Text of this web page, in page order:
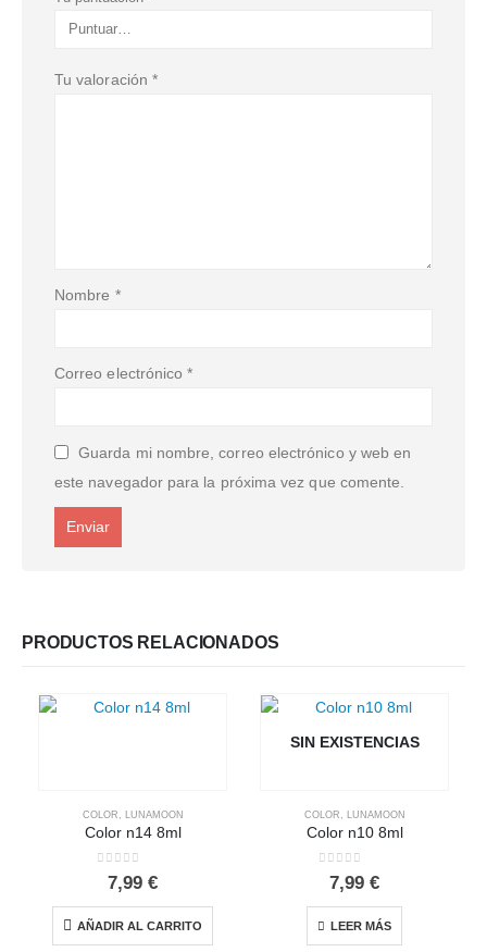
Tu valoración *
Nombre *
Correo electrónico*
Guarda mi nombre, correo electrónico y web en
este navegador para la próxima vez que comente.
PRODUCTOS RELACIONADOS
COLOR LUNAMOON
Color n14 8ml
out of 5
7,99 €
AÑADIR AL CARRITO
SIN EXISTENCIAS
COLOR LUNAMOON
Color n10 8ml
out of 5
7,99 €
LEER MÁS